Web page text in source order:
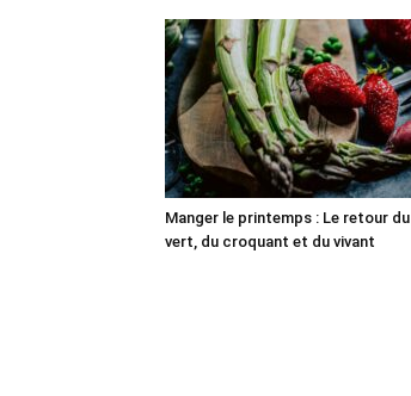
Manger le printemps : Le retour du
vert, du croquant et du vivant